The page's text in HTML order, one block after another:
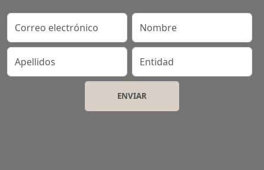
Correo electrónico Nombre
Apellidos Entidad